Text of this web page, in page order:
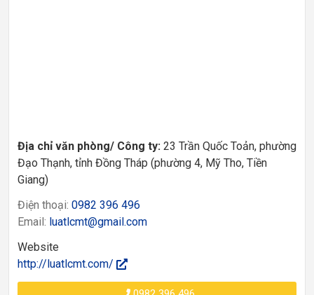
Địa chỉ văn phòng/ Công ty: 23 Trần Quốc Toản, phường
Đạo Thạnh, tỉnh Đồng Tháp (phường 4, Mỹ Tho, Tiền
Giang)
Điện thoại: 0982 396 496
Email: luatlcmt@gmail.com
Website
http://luatlcmt.com/